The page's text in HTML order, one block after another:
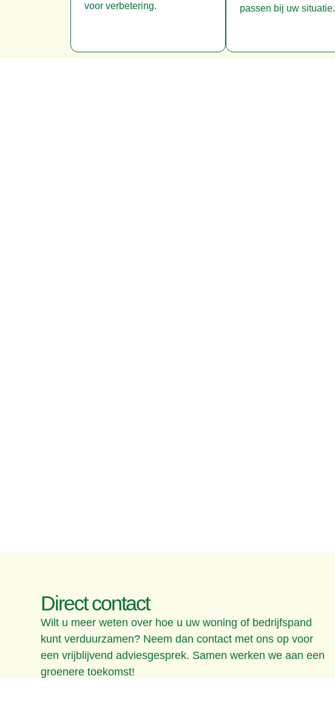
voor verbetering.
passen bij uw situatie.
Direct contact
Wilt u meer weten over hoe u uw woning of bedrijfspand
kunt verduurzamen? Neem dan contact met ons op voor
een vrijblijvend adviesgesprek. Samen werken we aan een
groenere toekomst!